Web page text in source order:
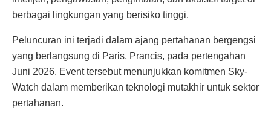
berbagai lingkungan yang berisiko tinggi.
Peluncuran ini terjadi dalam ajang pertahanan bergengsi
yang berlangsung di Paris, Prancis, pada pertengahan
Juni 2026. Event tersebut menunjukkan komitmen Sky-
Watch dalam memberikan teknologi mutakhir untuk sektor
pertahanan.